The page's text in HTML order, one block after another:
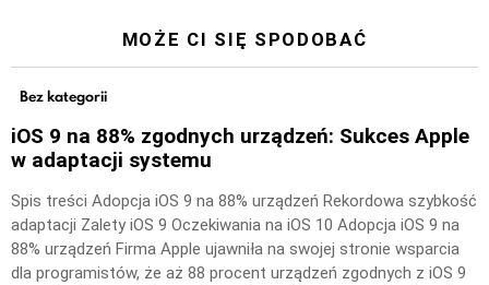
MOŻE CI SIĘ SPODOBAĆ
Bez kategorii
iOS 9 na 88% zgodnych urządzeń: Sukces Apple
w adaptacji systemu
Spis treści Adopcja iOS 9 na 88% urządzeń Rekordowa szybkość
adaptacji Zalety iOS 9 Oczekiwania na iOS 10 Adopcja iOS 9 na
88% urządzeń Firma Apple ujawniła na swojej stronie wsparcia
dla programistów, że aż 88 procent urządzeń zgodnych z iOS 9